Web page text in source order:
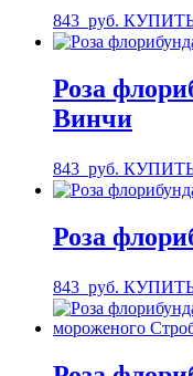
843 руб. КУПИТЬ
Роза
Винчи
843 руб. КУПИТЬ
Роза
843 руб. КУПИТЬ